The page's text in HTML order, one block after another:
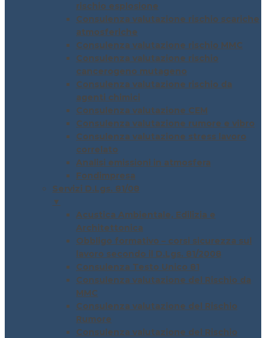
rischio esplosione
Consulenza valutazione rischio scariche
atmosferiche
Consulenza valutazione rischio MMC
Consulenza valutazione rischio
cancerogeno mutageno
Consulenza valutazione rischio da
agenti chimici
Consulenza valutazione CEM
Consulenza valutazione rumore e vibro
Consulenza valutazione stress lavoro
correlato
Analisi emissioni in atmosfera
Fondimpresa
Servizi D.Lgs. 81/08
▼
Acustica Ambientale, Edilizia e
Architettonica
Obbligo formativo – corsi sicurezza sul
lavoro secondo il D.Lgs. 81/2008
Consulenza Testo Unico 81
Consulenza valutazione del Rischio da
MMC
Consulenza valutazione del Rischio
Rumore
Consulenza valutazione del Rischio